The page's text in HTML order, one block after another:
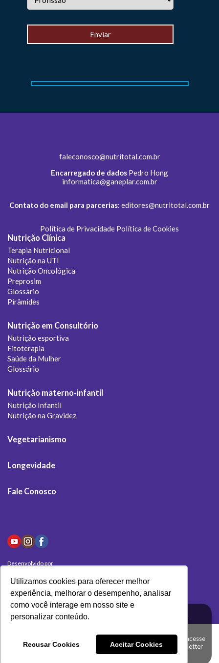
Utilizamos cookies para oferecer melhor
experiência, melhorar o desempenho, analisar
como você interage em nosso site e
personalizar conteúdo.
Recusar Cookies Aceitar Cookies
Clique aqui e acesse
a nossa newsletter
faleconosco@nutritotal.com.br
Encarregado de dados Pedro Hong
informatica@ganeplar.com.br
Contato do email para parcerias: editores@nutritotal.com.br
Política de Privacidade Política de Cookies
Nutrição Clínica
Terapia Nutricional
Nutrição na UTI
Nutrição Oncológica
Preprosim
Glossário
Pirâmides
Nutrição em Consultório
Nutrição esportiva
Fitoterapia
Saúde da Mulher
Glossário
Nutrição materno-infantil
Nutrição Infantil
Nutrição na Gravidez
Vegetarianismo
Longevidade
Fale Conosco
Desenvolvido por